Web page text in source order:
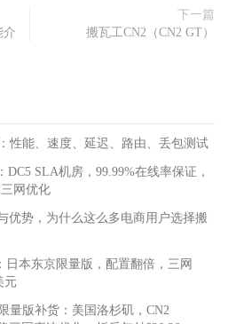
介
下一篇
搬瓦工CN2（CN2 GT）
性能、速度、延迟、路由、丢包测试
SLA机房，99.99%在线率保证，
网优化
优势，为什么这么多电商用户选择搬
日本东京限量版，配置翻倍，三网
元
量版补货：美国洛杉矶，CN2